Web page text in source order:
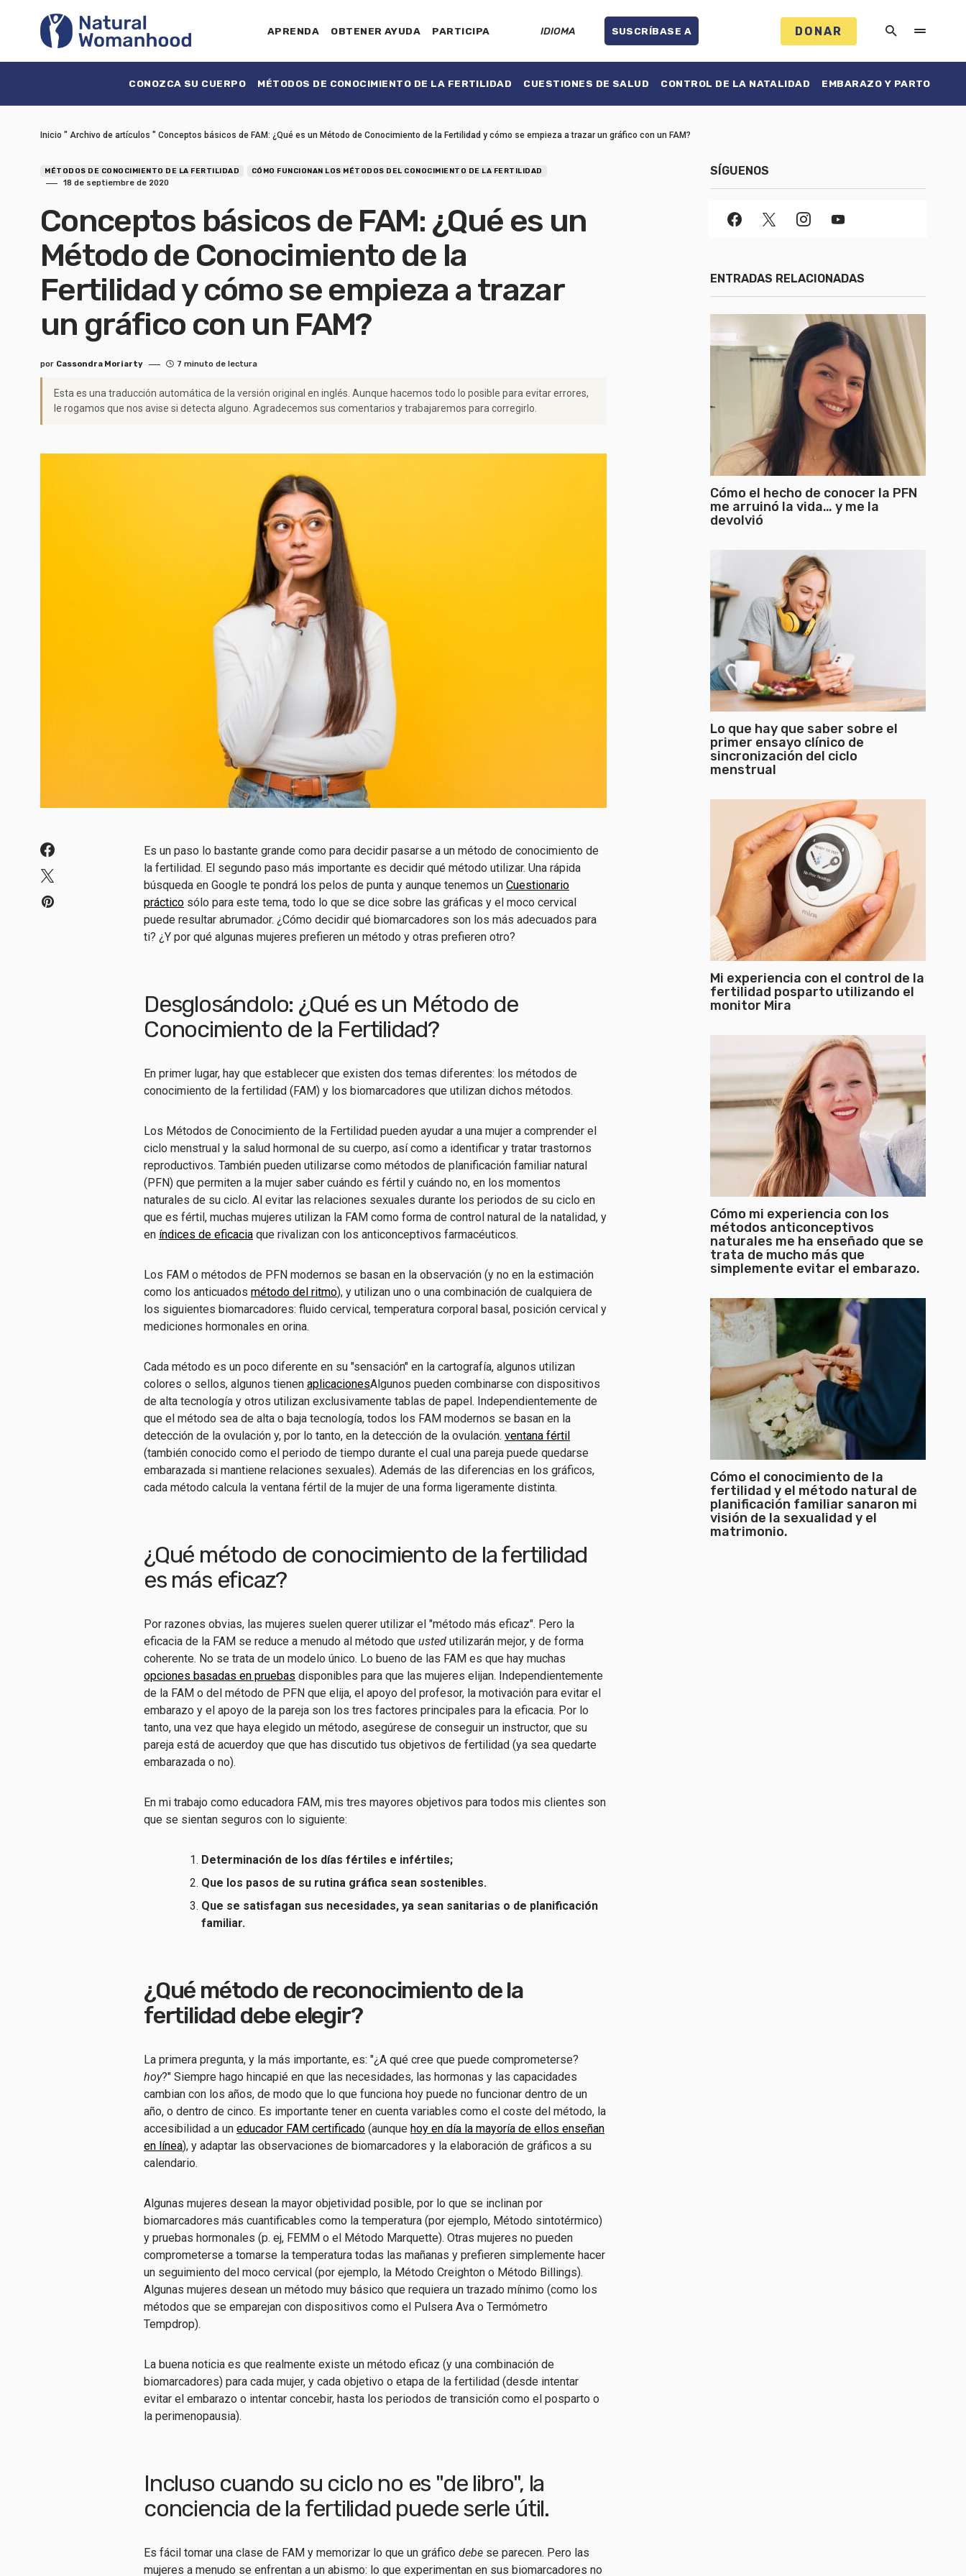
APRENDA OBTENER AYUDA PARTICIPA IDIOMA SUSCRÍBASE A DONAR
CONOZCA SU CUERPO MÉTODOS DE CONOCIMIENTO DE LA FERTILIDAD CUESTIONES DE SALUD CONTROL DE LA NATALIDAD EMBARAZO Y PARTO
Inicio " Archivo de artículos " Conceptos básicos de FAM: ¿Qué es un Método de Conocimiento de la Fertilidad y cómo se empieza a trazar un gráfico con un FAM?
MÉTODOS DE CONOCIMIENTO DE LA FERTILIDAD CÓMO FUNCIONAN LOS MÉTODOS DEL CONOCIMIENTO DE LA FERTILIDAD
18 de septiembre de 2020
Conceptos básicos de FAM: ¿Qué es un
Método de Conocimiento de la
Fertilidad y cómo se empieza a trazar
un gráfico con un FAM?
por Cassondra Moriarty 7 minuto de lectura
Esta es una traducción automática de la versión original en inglés. Aunque hacemos todo lo posible para evitar errores,
le rogamos que nos avise si detecta alguno. Agradecemos sus comentarios y trabajaremos para corregirlo.
Es un paso lo bastante grande como para decidir pasarse a un método de conocimiento de
la fertilidad. El segundo paso más importante es decidir qué método utilizar. Una rápida
búsqueda en Google te pondrá los pelos de punta y aunque tenemos un Cuestionario
práctico sólo para este tema, todo lo que se dice sobre las gráficas y el moco cervical
puede resultar abrumador. ¿Cómo decidir qué biomarcadores son los más adecuados para
ti? ¿Y por qué algunas mujeres prefieren un método y otras prefieren otro?
Desglosándolo: ¿Qué es un Método de
Conocimiento de la Fertilidad?
En primer lugar, hay que establecer que existen dos temas diferentes: los métodos de
conocimiento de la fertilidad (FAM) y los biomarcadores que utilizan dichos métodos.
Los Métodos de Conocimiento de la Fertilidad pueden ayudar a una mujer a comprender el
ciclo menstrual y la salud hormonal de su cuerpo, así como a identificar y tratar trastornos
reproductivos. También pueden utilizarse como métodos de planificación familiar natural
(PFN) que permiten a la mujer saber cuándo es fértil y cuándo no, en los momentos
naturales de su ciclo. Al evitar las relaciones sexuales durante los periodos de su ciclo en
que es fértil, muchas mujeres utilizan la FAM como forma de control natural de la natalidad, y
en índices de eficacia que rivalizan con los anticonceptivos farmacéuticos.
Los FAM o métodos de PFN modernos se basan en la observación (y no en la estimación
como los anticuados método del ritmo), y utilizan uno o una combinación de cualquiera de
los siguientes biomarcadores: fluido cervical, temperatura corporal basal, posición cervical y
mediciones hormonales en orina.
Cada método es un poco diferente en su "sensación" en la cartografía, algunos utilizan
colores o sellos, algunos tienen aplicacionesAlgunos pueden combinarse con dispositivos
de alta tecnología y otros utilizan exclusivamente tablas de papel. Independientemente de
que el método sea de alta o baja tecnología, todos los FAM modernos se basan en la
detección de la ovulación y, por lo tanto, en la detección de la ovulación. ventana fértil
(también conocido como el periodo de tiempo durante el cual una pareja puede quedarse
embarazada si mantiene relaciones sexuales). Además de las diferencias en los gráficos,
cada método calcula la ventana fértil de la mujer de una forma ligeramente distinta.
¿Qué método de conocimiento de la fertilidad
es más eficaz?
Por razones obvias, las mujeres suelen querer utilizar el "método más eficaz". Pero la
eficacia de la FAM se reduce a menudo al método que usted utilizarán mejor, y de forma
coherente. No se trata de un modelo único. Lo bueno de las FAM es que hay muchas
opciones basadas en pruebas disponibles para que las mujeres elijan. Independientemente
de la FAM o del método de PFN que elija, el apoyo del profesor, la motivación para evitar el
embarazo y el apoyo de la pareja son los tres factores principales para la eficacia. Por lo
tanto, una vez que haya elegido un método, asegúrese de conseguir un instructor, que su
pareja está de acuerdoy que que has discutido tus objetivos de fertilidad (ya sea quedarte
embarazada o no).
En mi trabajo como educadora FAM, mis tres mayores objetivos para todos mis clientes son
que se sientan seguros con lo siguiente:
Determinación de los días fértiles e infértiles;
Que los pasos de su rutina gráfica sean sostenibles.
Que se satisfagan sus necesidades, ya sean sanitarias o de planificación
familiar.
¿Qué método de reconocimiento de la
fertilidad debe elegir?
La primera pregunta, y la más importante, es: "¿A qué cree que puede comprometerse?
hoy?" Siempre hago hincapié en que las necesidades, las hormonas y las capacidades
cambian con los años, de modo que lo que funciona hoy puede no funcionar dentro de un
año, o dentro de cinco. Es importante tener en cuenta variables como el coste del método, la
accesibilidad a un educador FAM certificado (aunque hoy en día la mayoría de ellos enseñan
en línea), y adaptar las observaciones de biomarcadores y la elaboración de gráficos a su
calendario.
Algunas mujeres desean la mayor objetividad posible, por lo que se inclinan por
biomarcadores más cuantificables como la temperatura (por ejemplo, Método sintotérmico)
y pruebas hormonales (p. ej, FEMM o el Método Marquette). Otras mujeres no pueden
comprometerse a tomarse la temperatura todas las mañanas y prefieren simplemente hacer
un seguimiento del moco cervical (por ejemplo, la Método Creighton o Método Billings).
Algunas mujeres desean un método muy básico que requiera un trazado mínimo (como los
métodos que se emparejan con dispositivos como el Pulsera Ava o Termómetro
Tempdrop).
La buena noticia es que realmente existe un método eficaz (y una combinación de
biomarcadores) para cada mujer, y cada objetivo o etapa de la fertilidad (desde intentar
evitar el embarazo o intentar concebir, hasta los periodos de transición como el posparto o
la perimenopausia).
Incluso cuando su ciclo no es "de libro", la
conciencia de la fertilidad puede serle útil.
Es fácil tomar una clase de FAM y memorizar lo que un gráfico debe se parecen. Pero las
mujeres a menudo se enfrentan a un abismo: lo que experimentan en sus biomarcadores no
SÍGUENOS
ENTRADAS RELACIONADAS
Cómo el hecho de conocer la PFN
me arruinó la vida… y me la
devolvió
Lo que hay que saber sobre el
primer ensayo clínico de
sincronización del ciclo
menstrual
Mi experiencia con el control de la
fertilidad posparto utilizando el
monitor Mira
Cómo mi experiencia con los
métodos anticonceptivos
naturales me ha enseñado que se
trata de mucho más que
simplemente evitar el embarazo.
Cómo el conocimiento de la
fertilidad y el método natural de
planificación familiar sanaron mi
visión de la sexualidad y el
matrimonio.